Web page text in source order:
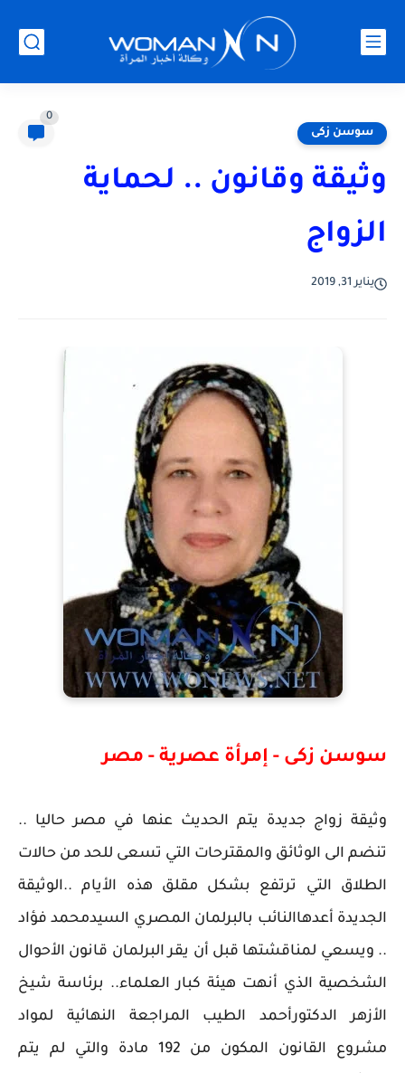
سوسن زكى
0
وثيقة وقانون .. لحماية
الزواج
يناير 31, 2019
سوسن زكى - إمرأة عصرية - مصر
وثيقة زواج جديدة يتم الحديث عنها في مصر حاليا ..
تنضم الى الوثائق والمقترحات التي تسعى للحد من حالات
الطلاق التي ترتفع بشكل مقلق هذه الأيام ..الوثيقة
الجديدة أعدهاالنائب بالبرلمان المصري السيدمحمد فؤاد
.. ويسعي لمناقشتها قبل أن يقر البرلمان قانون الأحوال
الشخصية الذي أنهت هيئة كبار العلماء.. برئاسة شيخ
الأزهر الدكتورأحمد الطيب المراجعة النهائية لمواد
مشروع القانون المكون من 192 مادة والتي لم يتم